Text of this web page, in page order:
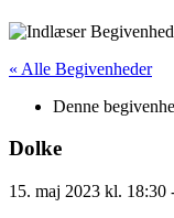
« Alle Begivenheder
Denne
Dolke
15. maj 2023 kl. 18:30